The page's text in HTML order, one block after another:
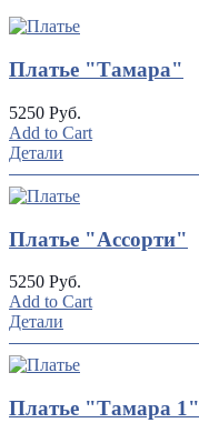
Платье "Тамара"
5250 Руб.
Add to Cart
Детали
Платье "Ассорти"
5250 Руб.
Add to Cart
Детали
Платье "Тамара 1"